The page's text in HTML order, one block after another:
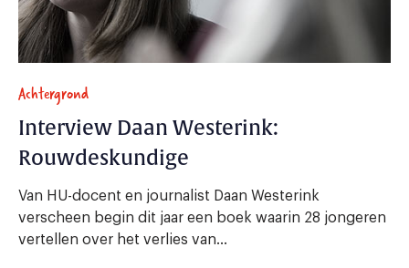
Achtergrond
Interview Daan Westerink:
Rouwdeskundige
Van HU-docent en journalist Daan Westerink
verscheen begin dit jaar een boek waarin 28 jongeren
vertellen over het verlies van...